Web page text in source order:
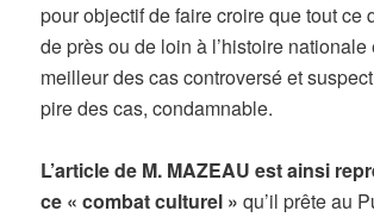
pour objectif de faire croire que tout ce
de près ou de loin à l’histoire nationale
meilleur des cas controversé et
pire des cas, condamnable.
L’article de M. MAZEAU est ainsi
ce « combat culturel »qu’il prête au